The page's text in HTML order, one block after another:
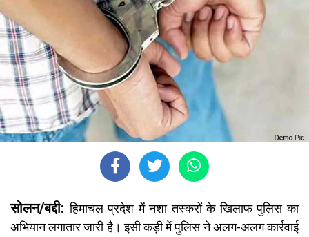
सोलन/बद्दी:हिमाचल प्रदेश में नशा तस्करों के खिलाफ पुलिस का
अभियान लगातार जारी है। इसी कड़ी में पुलिस ने अलग-अलग कार्रवाई